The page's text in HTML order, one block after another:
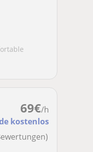
69€/h
kostenlos